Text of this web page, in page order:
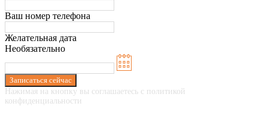
Ваш номер телефона
Желательная дата
Необязательно
Записаться сейчас
Нажимая на кнопку вы соглашаетесь с политикой
конфиденциальности